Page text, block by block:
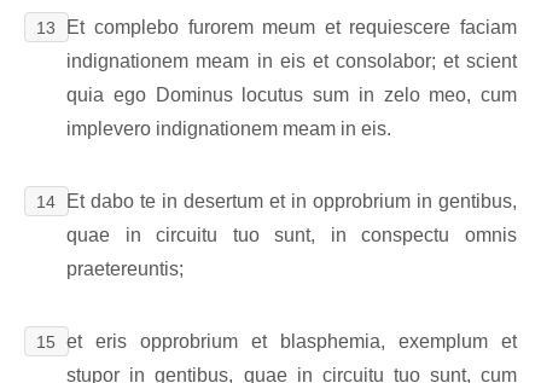
13
Et complebo furorem meum et requiescere faciam
indignationem meam in eis et consolabor; et scient
quia ego Dominus locutus sum in zelo meo, cum
implevero indignationem meam in eis.
14
Et dabo te in desertum et in opprobrium in gentibus,
quae in circuitu tuo sunt, in conspectu omnis
praetereuntis;
15
et eris opprobrium et blasphemia, exemplum et
stupor in gentibus, quae in circuitu tuo sunt, cum